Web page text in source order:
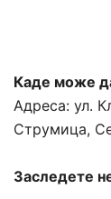
Каде може
Адреса: ул.
Струмица,
Заследете